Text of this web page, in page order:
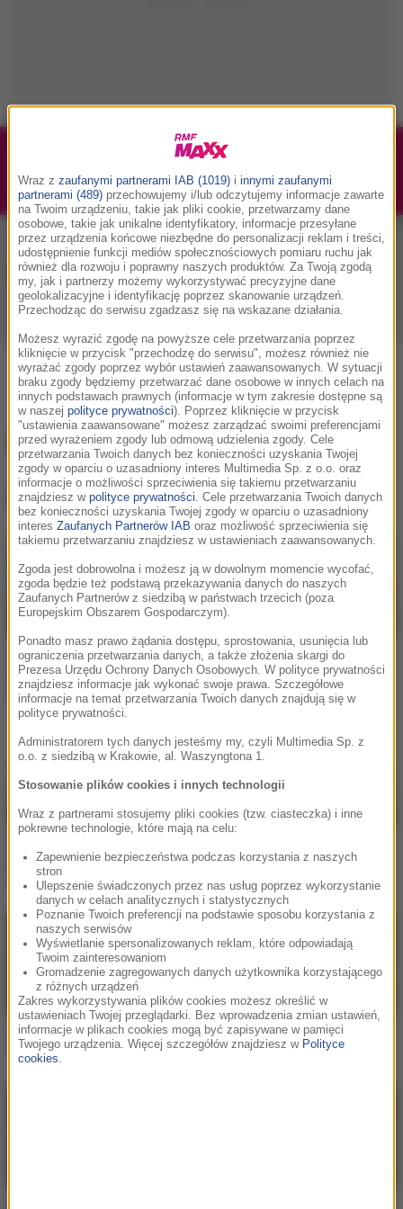
Podwójne bilety na Silesia Memoriał Kamili
Skolimowskiej 2026 - 23.08.2026
Muzyka w RMF MAXX
0 2 3 4 5 7 9 A B C D E F G H I J
Filatov & Karas
Filatov & Karas, utwory
Filatov & Karas / Busy
Bueno
Au Revoir
Filatov & Karas / Richard
Judge
All Night
Filatov & Karas / Deepest
Blue
Give It Away
Filatov & Karas
Filatov & Karas
Time Won't Wait
Filatov & Karas
Wraz z zaufanymi partnerami IAB (1019) i innymi zaufanymi
partnerami (489) przechowujemy i/lub odczytujemy informacje zawarte
na Twoim urządzeniu, takie jak pliki cookie, przetwarzamy dane
osobowe, takie jak unikalne identyfikatory, informacje przesyłane
przez urządzenia końcowe niezbędne do personalizacji reklam i treści,
udostępnienie funkcji mediów społecznościowych pomiaru ruchu jak
również dla rozwoju i poprawny naszych produktów. Za Twoją zgodą
my, jak i partnerzy możemy wykorzystywać precyzyjne dane
geolokalizacyjne i identyfikację poprzez skanowanie urządzeń.
Przechodząc do serwisu zgadzasz się na wskazane działania.
Możesz wyrazić zgodę na powyższe cele przetwarzania poprzez
kliknięcie w przycisk "przechodzę do serwisu", możesz również nie
wyrażać zgody poprzez wybór ustawień zaawansowanych. W sytuacji
braku zgody będziemy przetwarzać dane osobowe w innych celach na
innych podstawach prawnych (informacje w tym zakresie dostępne są
w naszej polityce prywatności). Poprzez kliknięcie w przycisk
"ustawienia zaawansowane" możesz zarządzać swoimi preferencjami
przed wyrażeniem zgody lub odmową udzielenia zgody. Cele
przetwarzania Twoich danych bez konieczności uzyskania Twojej
zgody w oparciu o uzasadniony interes Multimedia Sp. z o.o. oraz
informacje o możliwości sprzeciwienia się takiemu przetwarzaniu
znajdziesz w polityce prywatności . Cele przetwarzania Twoich danych
bez konieczności uzyskania Twojej zgody w oparciu o uzasadniony
interes Zaufanych Partnerów IAB oraz możliwość sprzeciwienia się
takiemu przetwarzaniu znajdziesz w ustawieniach zaawansowanych.
Zgoda jest dobrowolna i możesz ją w dowolnym momencie wycofać,
zgoda będzie też podstawą przekazywania danych do naszych
Zaufanych Partnerów z siedzibą w państwach trzecich (poza
Europejskim Obszarem Gospodarczym).
Ponadto masz prawo żądania dostępu, sprostowania, usunięcia lub
ograniczenia przetwarzania danych, a także złożenia skargi do
Prezesa Urzędu Ochrony Danych Osobowych. W polityce prywatności
znajdziesz informacje jak wykonać swoje prawa. Szczegółowe
informacje na temat przetwarzania Twoich danych znajdują się w
polityce prywatności.
Administratorem tych danych jesteśmy my, czyli Multimedia Sp. z
o.o. z siedzibą w Krakowie, al. Waszyngtona 1.
Stosowanie plików cookies i innych technologii
Wraz z partnerami stosujemy pliki cookies (tzw. ciasteczka) i inne
pokrewne technologie, które mają na celu:
Zapewnienie bezpieczeństwa podczas korzystania z naszych
stron
Ulepszenie świadczonych przez nas usług poprzez wykorzystanie
danych w celach analitycznych i statystycznych
Poznanie Twoich preferencji na podstawie sposobu korzystania z
naszych serwisów
Wyświetlanie spersonalizowanych reklam, które odpowiadają
Twoim zainteresowaniom
Gromadzenie zagregowanych danych użytkownika korzystającego
z różnych urządzeń
Zakres wykorzystywania plików cookies możesz określić w
ustawieniach Twojej przeglądarki. Bez wprowadzenia zmian ustawień,
informacje w plikach cookies mogą być zapisywane w pamięci
Twojego urządzenia. Więcej szczegółów znajdziesz w Polityce
cookies